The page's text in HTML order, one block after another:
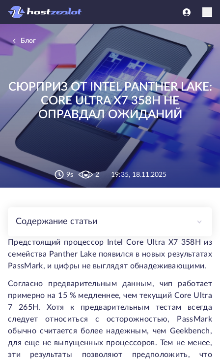
Блог
СЮРПРИЗ ОТ INTEL PANTHER LAKE:
CORE ULTRA X7 358H НЕ
ОПРАВДАЛ ОЖИДАНИЙ
9s 2 19:35, 18.11.2025
Содержание статьи
Предстоящий процессор Intel Core Ultra X7 358H из
семейства Panther Lake появился в новых результатах
PassMark, и цифры не выглядят обнадеживающими.
Согласно предварительным данным, чип работает
примерно на 15 % медленнее, чем текущий Core Ultra
7 265H. Хотя к предварительным тестам всегда
следует относиться с осторожностью, PassMark
обычно считается более надежным, чем Geekbench,
для еще не выпущенных процессоров. Тем не менее,
эти результаты позволяют предположить, что